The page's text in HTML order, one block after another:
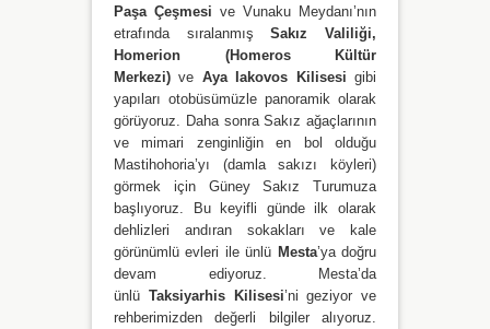
Paşa Çeşmesi ve Vunaku Meydanı’nın
etrafında sıralanmışSakız Valiliği,
Homerion (Homeros Kültür
Merkezi) ve Aya Iakovos Kilisesi gibi
yapıları otobüsümüzle panoramik olarak
görüyoruz. Daha sonra Sakız ağaçlarının
ve mimari zenginliğin en bol olduğu
Mastihohoria’yı (damla sakızı köyleri)
görmek için Güney Sakız Turumuza
başlıyoruz. Bu keyifli günde ilk olarak
dehlizleri andıran sokakları ve kale
görünümlü evleri ile ünlü Mesta’ya doğru
devam ediyoruz. Mesta’da
ünlü Taksiyarhis Kilisesi’ni geziyor ve
rehberimizden değerli bilgiler alıyoruz.